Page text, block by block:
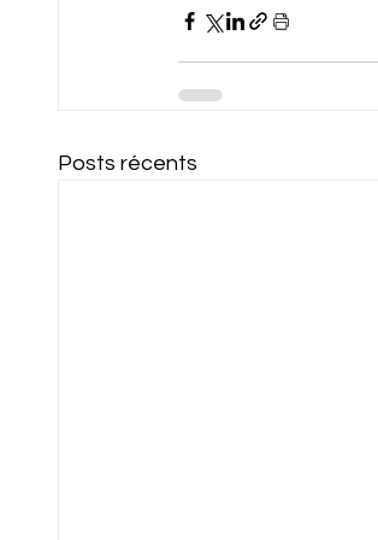
Posts récents